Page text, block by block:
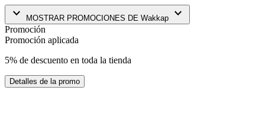
keyboard_arrow_down
MOSTRAR PROMOCIONES DE Wakkap keyboard_arrow_down
Promoción
Promoción aplicada
5% de descuento en toda la tienda
Detalles de la promo